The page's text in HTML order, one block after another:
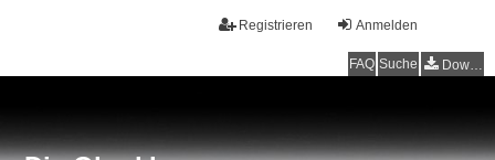
Anmelden
Registrieren
FAQ Suche Downloads